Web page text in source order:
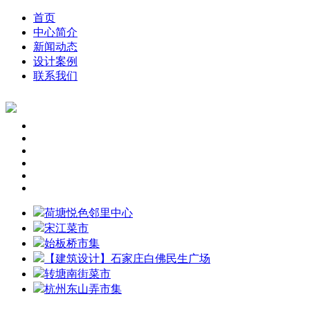
首页
中心简介
新闻动态
设计案例
联系我们
荷塘悦色邻里中心
宋江菜市
始板桥市集
【建筑设计】石家庄白佛民生广场
转塘南街菜市
杭州东山弄市集